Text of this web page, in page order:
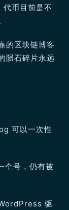
币目前是不
的区块链博客
陨石碎片永远
可以一次性
个号，仍有被
驱